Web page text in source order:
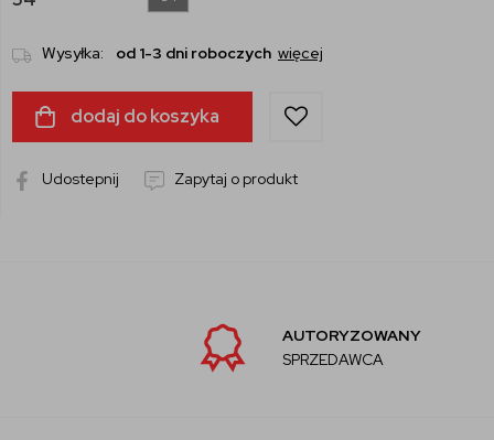
Wysyłka: od 1-3 dni roboczych więcej
dodaj do koszyka
Udostepnij Zapytaj o produkt
AUTORYZOWANY
SPRZEDAWCA